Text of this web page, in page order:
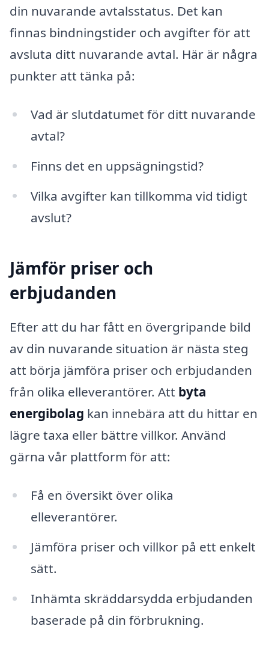
din nuvarande avtalsstatus. Det kan
finnas bindningstider och avgifter för att
avsluta ditt nuvarande avtal. Här är några
punkter att tänka på:
Vad är slutdatumet för ditt nuvarande
avtal?
Finns det en uppsägningstid?
Vilka avgifter kan tillkomma vid tidigt
avslut?
Jämför priser och
erbjudanden
Efter att du har fått en övergripande bild
av din nuvarande situation är nästa steg
att börja jämföra priser och erbjudanden
från olika elleverantörer. Att byta
energibolag kan innebära att du hittar en
lägre taxa eller bättre villkor. Använd
gärna vår plattform för att:
Få en översikt över olika
elleverantörer.
Jämföra priser och villkor på ett enkelt
sätt.
Inhämta skräddarsydda erbjudanden
baserade på din förbrukning.